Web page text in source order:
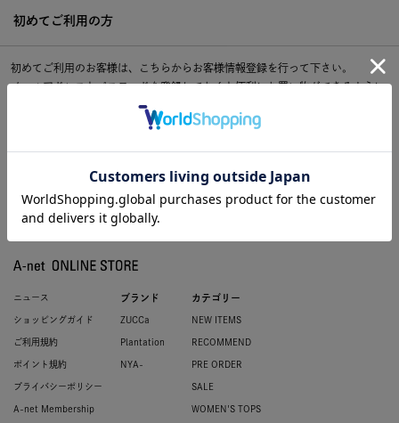
初めてご利用の方
初めてご利用のお客様は、こちらからお客様情報登録を行って下さい。
メールアドレスとパスワードを登録しておくと便利にお買い物ができるように
ニュース
ショッピングガイド
ご利用規約
ポイント規約
プライバシーポリシー
A-net Membership
ブランド
ZUCCa
Plantation
NYA-
カテゴリー
NEW ITEMS
RECOMMEND
PRE ORDER
SALE
WOMEN'S TOPS